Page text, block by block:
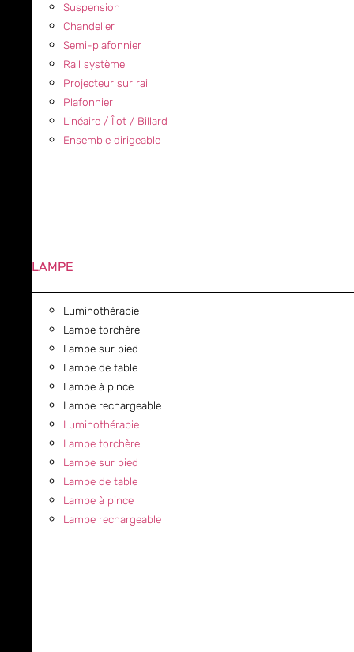
Suspension
Chandelier
Semi-plafonnier
Rail système
Projecteur sur rail
Plafonnier
Linéaire / Îlot / Billard
Ensemble dirigeable
LAMPE
Luminothérapie
Lampe torchère
Lampe sur pied
Lampe de table
Lampe à pince
Lampe rechargeable
Luminothérapie
Lampe torchère
Lampe sur pied
Lampe de table
Lampe à pince
Lampe rechargeable